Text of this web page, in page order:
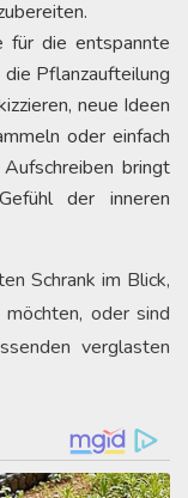
für die entspannte
Pflanzaufteilung
neue Ideen
oder einfach
bringt
der inneren
Schrank im Blick,
oder sind
verglasten